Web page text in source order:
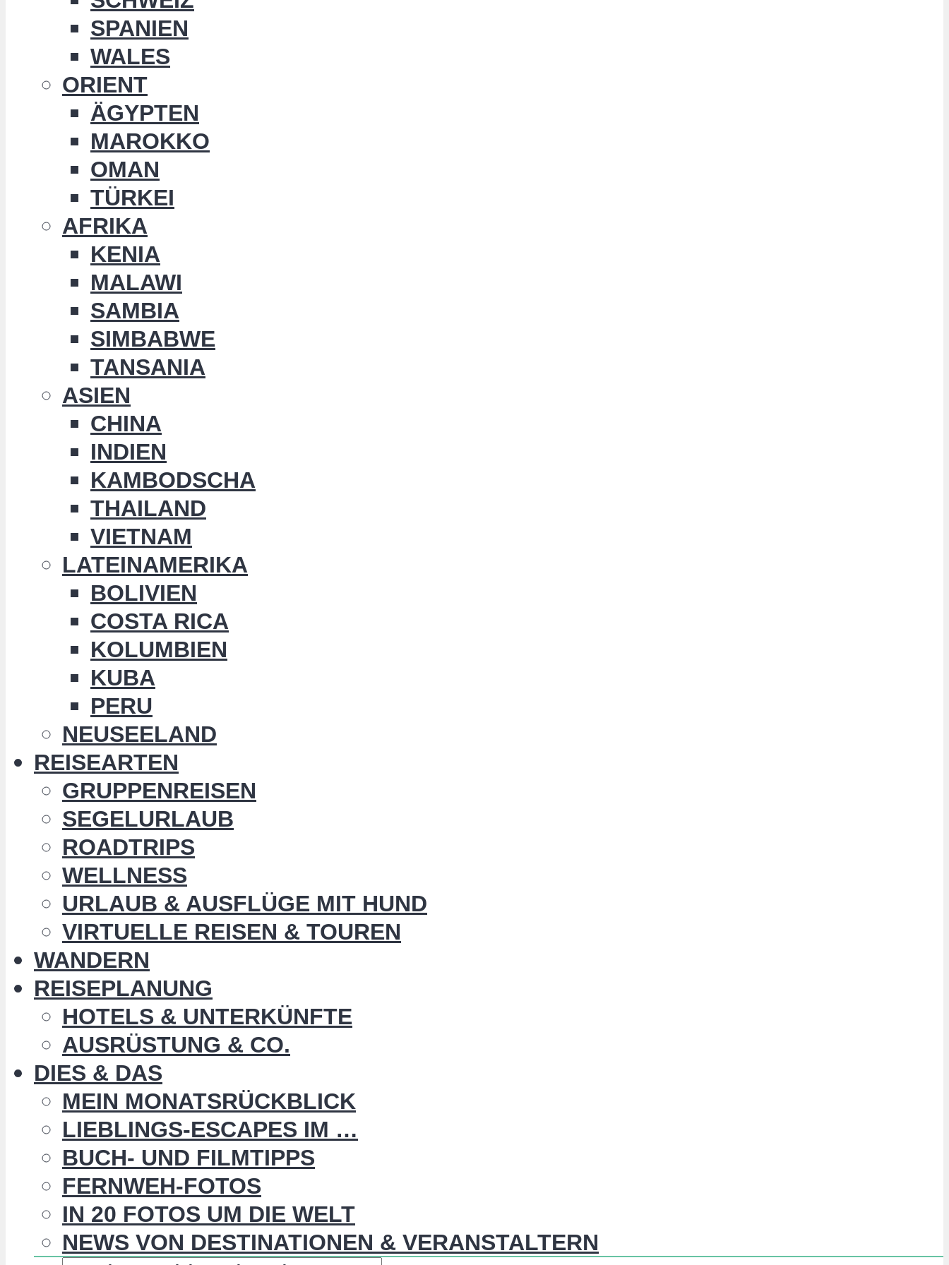
SPANIEN
WALES
ORIENT
ÄGYPTEN
MAROKKO
OMAN
TÜRKEI
AFRIKA
KENIA
MALAWI
SAMBIA
SIMBABWE
TANSANIA
ASIEN
CHINA
INDIEN
KAMBODSCHA
THAILAND
VIETNAM
LATEINAMERIKA
BOLIVIEN
COSTA RICA
KOLUMBIEN
KUBA
PERU
NEUSEELAND
REISEARTEN
GRUPPENREISEN
SEGELURLAUB
ROADTRIPS
WELLNESS
URLAUB & AUSFLÜGE MIT HUND
VIRTUELLE REISEN & TOUREN
WANDERN
REISEPLANUNG
HOTELS & UNTERKÜNFTE
AUSRÜSTUNG & CO.
DIES & DAS
MEIN MONATSRÜCKBLICK
LIEBLINGS-ESCAPES IM …
BUCH- UND FILMTIPPS
FERNWEH-FOTOS
IN 20 FOTOS UM DIE WELT
NEWS VON DESTINATIONEN & VERANSTALTERN